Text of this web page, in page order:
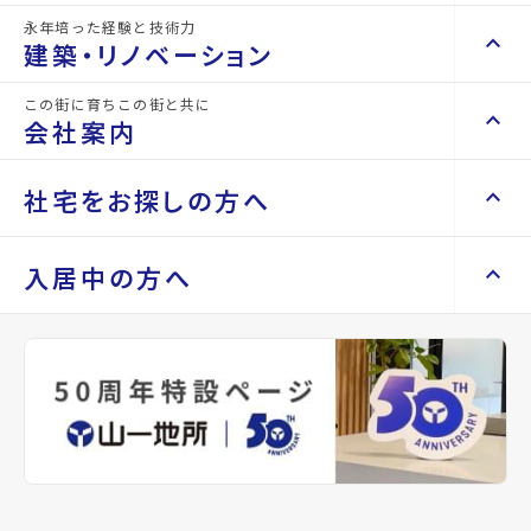
space_dashboard
エリアから探す
space_dashboard
土地を探す
エリアから探す
train
路線から探す
事業用・投資用を探す keyboard_arrow_right
不動産をお持ちの方へ keyboard_arrow_right
山一地所の賃貸管理
不動産を貸すまでの流れ
空き家サポートサービス
不動産を売却したい keyboard_arrow_right
相続相談をしたい keyboard_arrow_right
不動産に投資したい keyboard_arrow_right
永年培った経験と技術力
建築・リノベーション keyboard_arrow_up
建築・リノベーション keyboard_arrow_right
Renotta（リノッタ） keyboard_arrow_right
この街に育ちこの街と共に
会社案内 keyboard_arrow_up
会社案内 keyboard_arrow_right
会社概要・沿革 keyboard_arrow_right
keyboard_arrow_right
パーパス keyboard_arrow_right
CM紹介
社宅をお探しの方へ keyboard_arrow_up
社宅をお探しの方へ keyboard_arrow_right
keyboard_arrow_right
レンタルオフィス keyboard_arrow_right
貸会議室 keyboard_arrow_right
open_in_new
入居中の方へ keyboard_arrow_up
keyboard_arrow_right
退去される方へ keyboard_arrow_right
※準備中 住まいのしおり（PDF）
アクセス
東北本線/太子堂駅 徒歩4分
仙台市地下鉄南北線/長町南駅 徒歩15分
仙台市地下鉄南北線/富沢駅 徒歩15分